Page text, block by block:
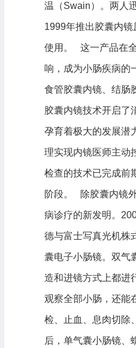
温（Swain）。两人
1999年推出胶囊内
使用。 这一产品在
响，成为小肠疾病的
食管胶囊内镜、结肠
胶囊内镜技术开启了
孕育着极大的发展潜
理实现内镜医师主动
检查的技术已完成前
阶段。 除胶囊内镜
病诊疗的新发明。
德与富士写真光机株
囊电子小肠镜。双气
造和进镜方式上都进
观察全部小肠，还能
检、止血、息肉切
后，单气囊小肠镜、